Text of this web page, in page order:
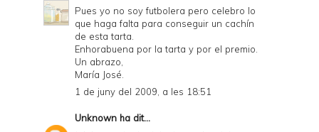
Pues yo no soy futbolera pero celebro lo
que haga falta para conseguir un cachín
de esta tarta.
Enhorabuena por la tarta y por el premio.
Un abrazo,
María José.
1 de juny del 2009, a les 18:51
Unknown ha dit...